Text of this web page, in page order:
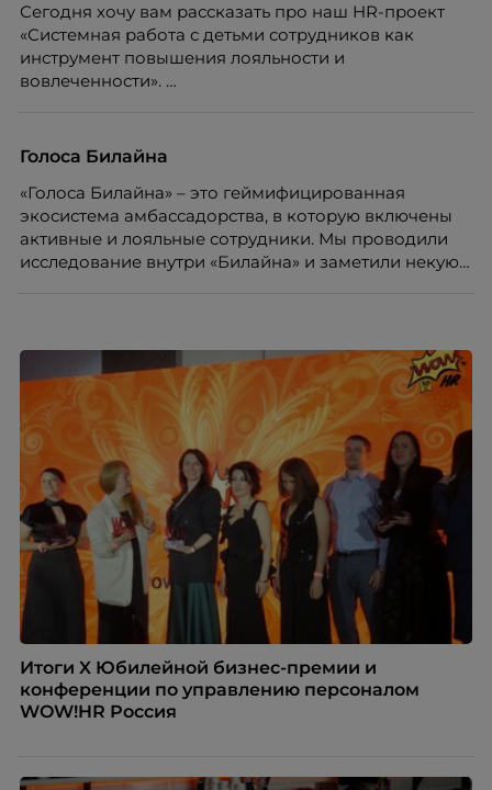
Сегодня хочу вам рассказать про наш HR-проект
«Системная работа с детьми сотрудников как
инструмент повышения лояльности и
вовлеченности».
Голоса Билайна
«Голоса Билайна» – это геймифицированная
экосистема амбассадорства, в которую включены
активные и лояльные сотрудники. Мы проводили
исследование внутри «Билайна» и заметили некую
Итоги X Юбилейной бизнес-премии и
конференции по управлению персоналом
WOW!HR Россия